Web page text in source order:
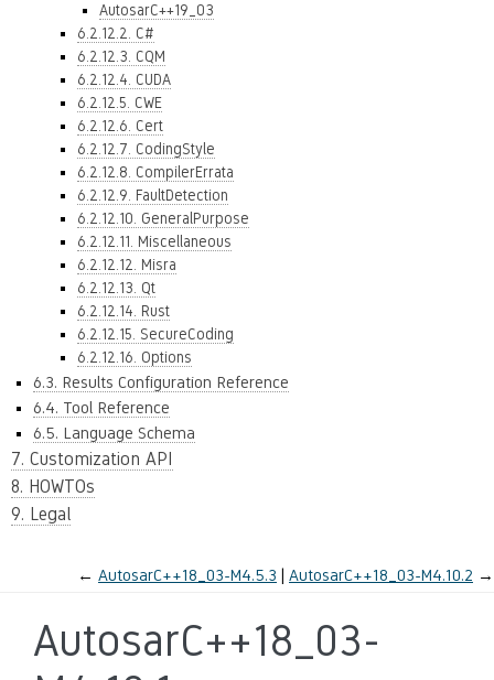
AutosarC++19_03
6.2.12.2. C#
6.2.12.3. CQM
6.2.12.4. CUDA
6.2.12.5. CWE
6.2.12.6. Cert
6.2.12.7. CodingStyle
6.2.12.8. CompilerErrata
6.2.12.9. FaultDetection
6.2.12.10. GeneralPurpose
6.2.12.11. Miscellaneous
6.2.12.12. Misra
6.2.12.13. Qt
6.2.12.14. Rust
6.2.12.15. SecureCoding
6.2.12.16. Options
6.3. Results Configuration Reference
6.4. Tool Reference
6.5. Language Schema
7. Customization API
8. HOWTOs
9. Legal
← AutosarC++18_03-M4.5.3 AutosarC++18_03-M4.10.2 →
AutosarC++18_03-